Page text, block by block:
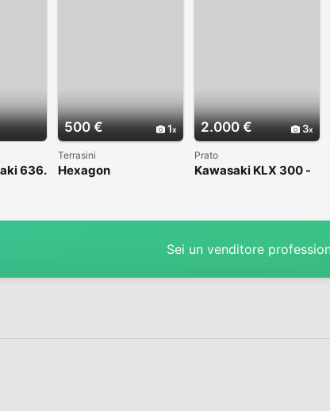
636.
500 € 1
Terrasini
Hexagon
2.000 € 3
Prato
Kawasaki KLX 300 -
Sei un venditore